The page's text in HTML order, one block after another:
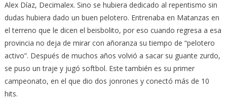
Alex Díaz, Decimalex. Sino se hubiera dedicado al repentismo sin
dudas hubiera dado un buen pelotero. Entrenaba en Matanzas en
el terreno que le dicen el beisbolito, por eso cuando regresa a esa
provincia no deja de mirar con añoranza su tiempo de “pelotero
activo”. Después de muchos años volvió a sacar su guante zurdo,
se puso un traje y jugó softbol. Este también es su primer
campeonato, en el que dio dos jonrones y conectó más de 10
hits.